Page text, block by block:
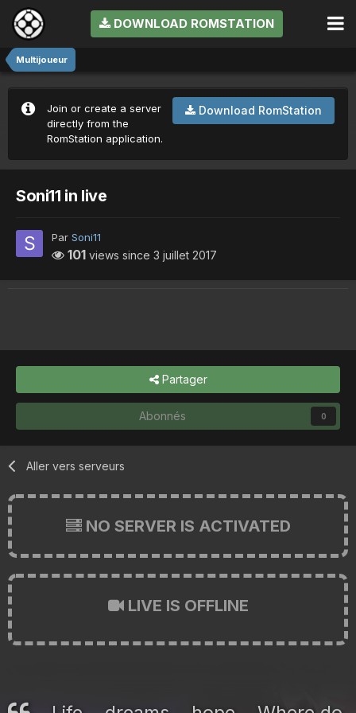
DOWNLOAD ROMSTATION
Multijoueur
Download RomStation
Join or create a server
directly from the
RomStation application.
Soni11 in live
Par Soni11
101 views since 3 juillet 2017
Partager
Abonnés 0
Aller vers serveurs
NO SERVER IS ACTIVATED
LIVE IS OFFLINE